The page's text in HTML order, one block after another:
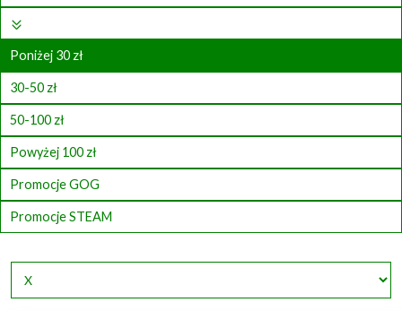
Poniżej 30 zł
30-50 zł
50-100 zł
Powyżej 100 zł
Promocje GOG
Promocje STEAM